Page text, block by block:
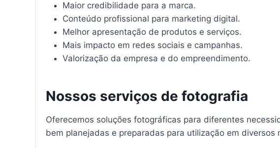
Maior credibilidade para a marca.
Conteúdo profissional para marketing digital.
Melhor apresentação de produtos e serviços.
Mais impacto em redes sociais e campanhas.
Valorização da empresa e do empreendimento.
Nossos serviços de fotografia
Oferecemos soluções fotográficas para diferentes
bem planejadas e preparadas para utilização em diversos